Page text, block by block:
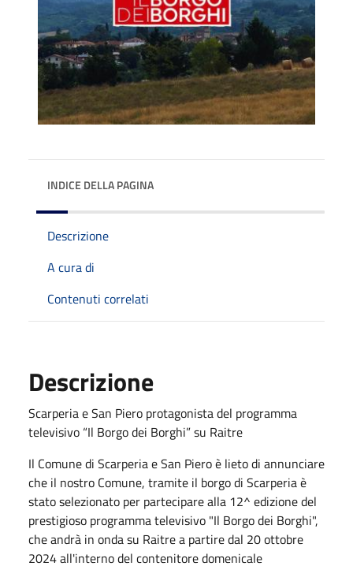
INDICE DELLA PAGINA
Descrizione
A cura di
Contenuti correlati
Descrizione
Scarperia e San Piero protagonista del programma
televisivo “Il Borgo dei Borghi” su Raitre
Il Comune di Scarperia e San Piero è lieto di annunciare
che il nostro Comune, tramite il borgo di Scarperia è
stato selezionato per partecipare alla 12^ edizione del
prestigioso programma televisivo "Il Borgo dei Borghi",
che andrà in onda su Raitre a partire dal 20 ottobre
2024 all'interno del contenitore domenicale